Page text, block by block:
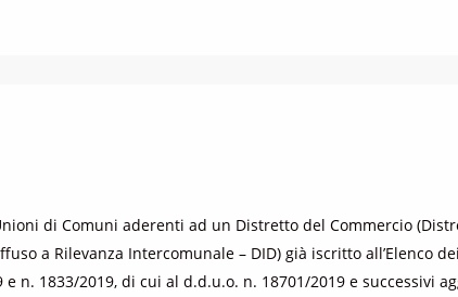
di Comuni aderenti ad un Distretto del Commercio
a Rilevanza Intercomunale – DID) già iscritto all’Elenco
e n. 1833/2019, di cui al d.d.u.o. n. 18701/2019 e successivi